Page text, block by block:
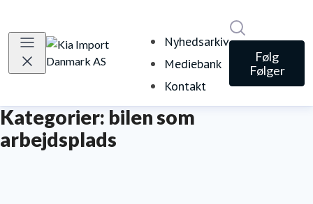
Nyhedsarkiv
Mediebank
Kontakt
Følg
Følger
Kategorier: bilen som
arbejdsplads